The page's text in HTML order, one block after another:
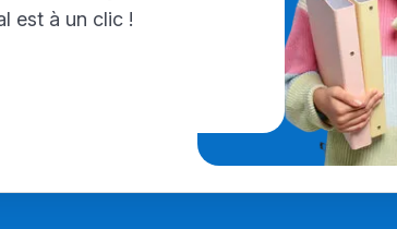
est à un clic !